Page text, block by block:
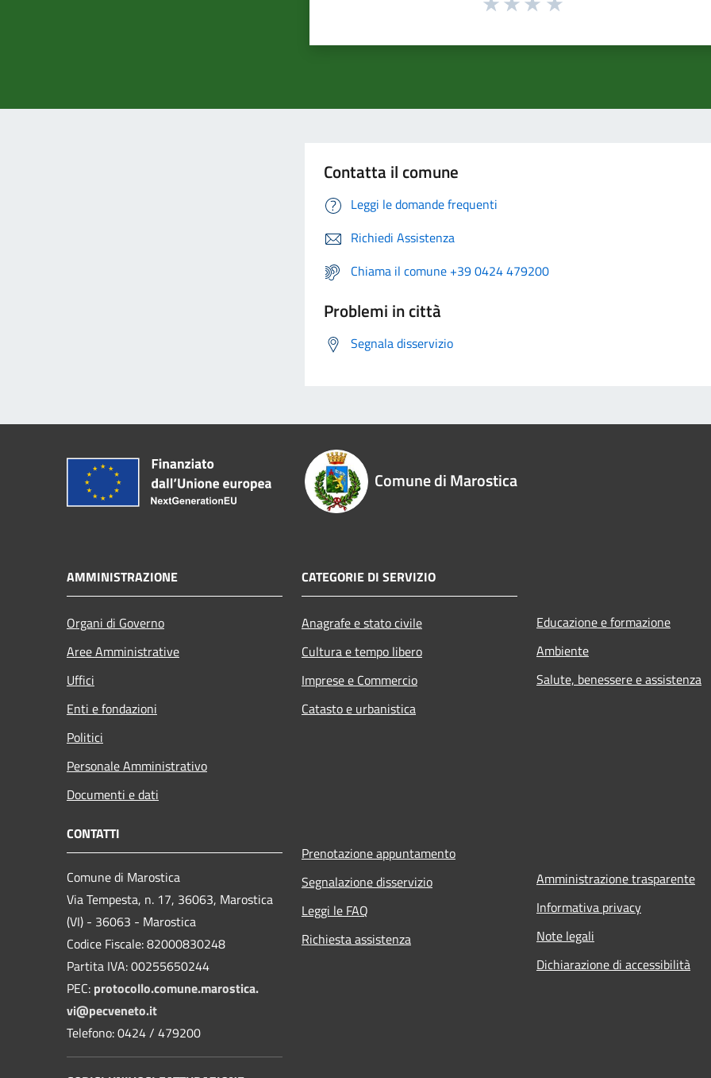
Contatta il comune
Leggi le domande frequenti
Richiedi Assistenza
Chiama il comune +39 0424 479200
Problemi in città
Segnala disservizio
Comune di Marostica
AMMINISTRAZIONE
Organi di Governo
Aree Amministrative
Uffici
Enti e fondazioni
Politici
Personale Amministrativo
Documenti e dati
CATEGORIE DI SERVIZIO
Anagrafe e stato civile
Cultura e tempo libero
Imprese e Commercio
Catasto e urbanistica
Educazione e formazione
Ambiente
Salute, benessere e assistenza
CONTATTI
Comune di Marostica
Via Tempesta, n. 17, 36063, Marostica
(VI) - 36063 - Marostica
Codice Fiscale: 82000830248
Partita IVA: 00255650244
PEC: protocollo.comune.marostica.
vi@pecveneto.it
Telefono: 0424 / 479200
Prenotazione appuntamento
Segnalazione disservizio
Leggi le FAQ
Richiesta assistenza
Amministrazione trasparente
Informativa privacy
Note legali
Dichiarazione di accessibilità